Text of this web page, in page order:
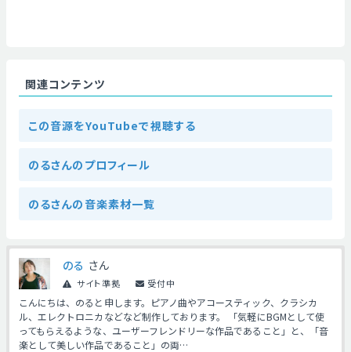
関連コンテンツ
この音源をYouTubeで視聴する
のるさんのプロフィール
のるさんの音楽素材一覧
のる さん
サイト準拠 受付中
こんにちは、のると申します。ピアノ曲やアコースティック、クラシカ
ル、エレクトロニカなどなど制作しております。 「気軽にBGMとして使
ってもらえるような、ユーザーフレンドリーな作品であること」と、「音
楽として美しい作品であること」の両…